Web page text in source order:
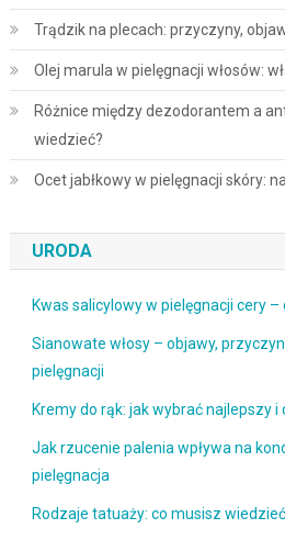
Trądzik na plecach: przyczyny,
Olej marula w pielęgnacji włosów:
Różnice między dezodorantem a
wiedzieć?
Ocet jabłkowy w pielęgnacji skóry:
URODA
Kwas salicylowy w pielęgnacji cery
Sianowate włosy – objawy,
pielęgnacji
Kremy do rąk: jak wybrać najlepszy
Jak rzucenie palenia wpływa na
pielęgnacja
Rodzaje tatuaży: co musisz